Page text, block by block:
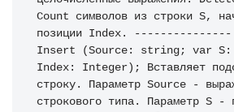
Count символов из строки S,
позиции Index. ---------------
Insert (Source: string; var
Index: Integer); Вставляет
строку. Параметр Source -
строкового типа. Параметр S -